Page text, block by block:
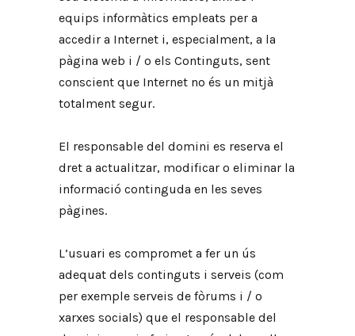
equips informàtics empleats per a
accedir a Internet i, especialment, a la
pàgina web i / o els Continguts, sent
conscient que Internet no és un mitjà
totalment segur.
El responsable del domini es reserva el
dret a actualitzar, modificar o eliminar la
informació continguda en les seves
pàgines.
L’usuari es compromet a fer un ús
adequat dels continguts i serveis (com
per exemple serveis de fòrums i / o
xarxes socials) que el responsable del